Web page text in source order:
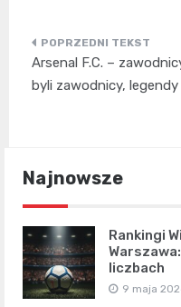
Nawigacja
wpisu
Arsenal F.C. –
byli zawodnicy, legendy
Najnowsze
Rankingi
liczbach
9 maja